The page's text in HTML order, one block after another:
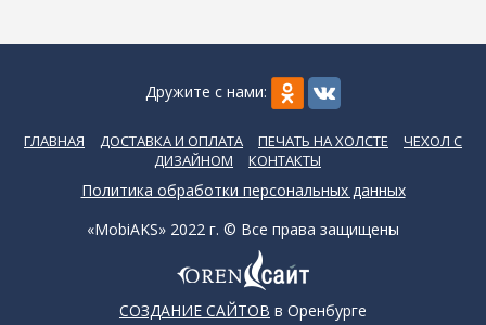
Дружите с нами:
ГЛАВНАЯ ДОСТАВКА И ОПЛАТА ПЕЧАТЬ НА ХОЛСТЕ
ЧЕХОЛ С
ДИЗАЙНОМ
КОНТАКТЫ
Политика обработки персональных данных
«MobiAKS» 2022 г. © Все права защищены
СОЗДАНИЕ САЙТОВ в Оренбурге